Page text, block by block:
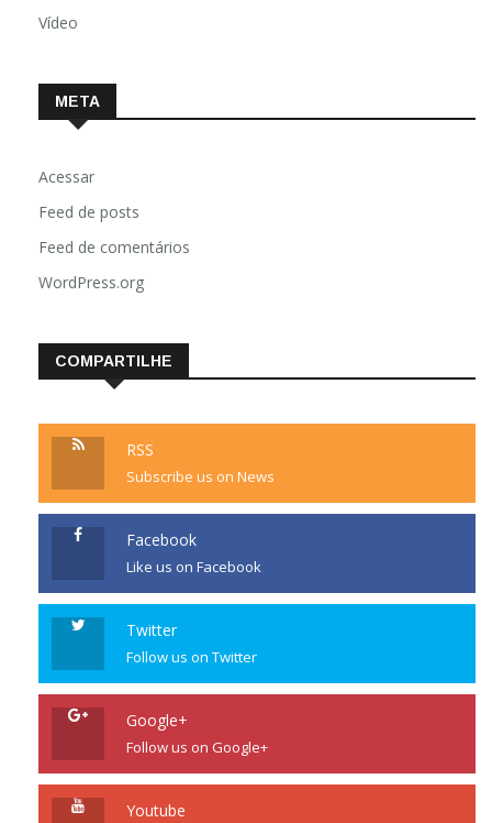
Vídeo
META
Acessar
Feed de posts
Feed de comentários
WordPress.org
COMPARTILHE
RSS
Subscribe us on News
Facebook
Like us on Facebook
Twitter
Follow us on Twitter
Google+
Follow us on Google+
Youtube